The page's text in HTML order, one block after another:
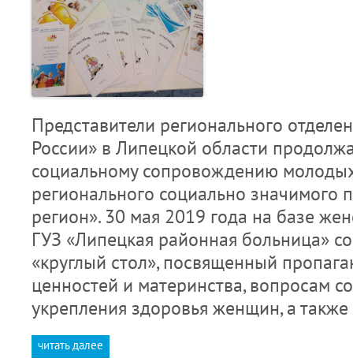
Представители регионального
России» в Липецкой области
социальному сопровождению
регионального социально значимого
регион». 30 мая 2019 года на базе
ГУЗ «Липецкая районная больница»
«круглый стол», посвященный
ценностей и материнства, вопросам
укрепления здоровья женщин, а
читать далее